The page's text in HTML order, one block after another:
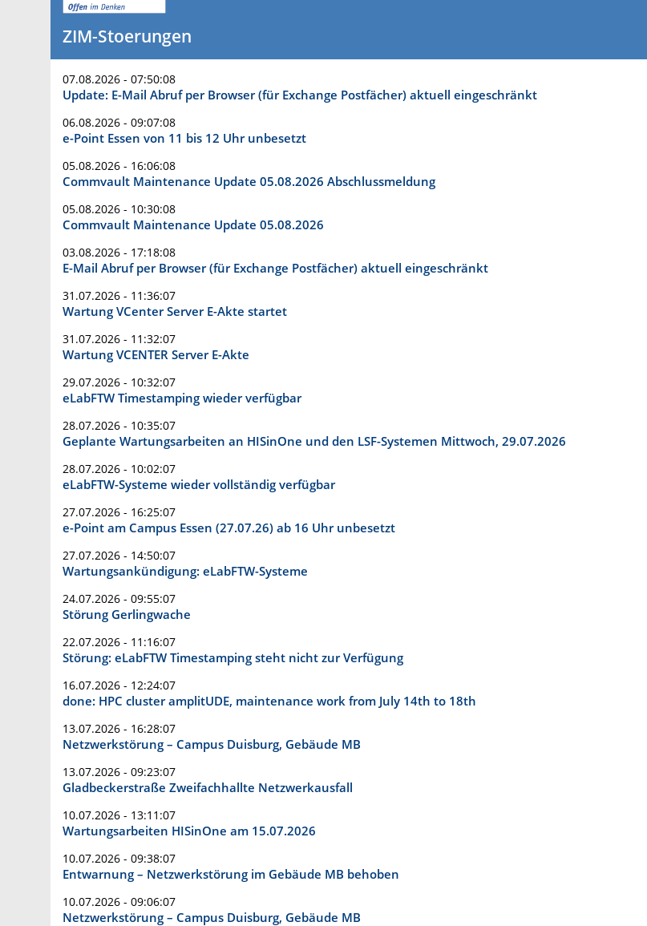
ZIM-Stoerungen
07.08.2026 - 07:50:08
Update: E-Mail Abruf per Browser (für Exchange Postfächer) aktuell eingeschränkt
06.08.2026 - 09:07:08
e-Point Essen von 11 bis 12 Uhr unbesetzt
05.08.2026 - 16:06:08
Commvault Maintenance Update 05.08.2026 Abschlussmeldung
05.08.2026 - 10:30:08
Commvault Maintenance Update 05.08.2026
03.08.2026 - 17:18:08
E-Mail Abruf per Browser (für Exchange Postfächer) aktuell eingeschränkt
31.07.2026 - 11:36:07
Wartung VCenter Server E-Akte startet
31.07.2026 - 11:32:07
Wartung VCENTER Server E-Akte
29.07.2026 - 10:32:07
eLabFTW Timestamping wieder verfügbar
28.07.2026 - 10:35:07
Geplante Wartungsarbeiten an HISinOne und den LSF-Systemen Mittwoch, 29.07.2026
28.07.2026 - 10:02:07
eLabFTW-Systeme wieder vollständig verfügbar
27.07.2026 - 16:25:07
e-Point am Campus Essen (27.07.26) ab 16 Uhr unbesetzt
27.07.2026 - 14:50:07
Wartungsankündigung: eLabFTW-Systeme
24.07.2026 - 09:55:07
Störung Gerlingwache
22.07.2026 - 11:16:07
Störung: eLabFTW Timestamping steht nicht zur Verfügung
16.07.2026 - 12:24:07
done: HPC cluster amplitUDE, maintenance work from July 14th to 18th
13.07.2026 - 16:28:07
Netzwerkstörung – Campus Duisburg, Gebäude MB
13.07.2026 - 09:23:07
Gladbeckerstraße Zweifachhallte Netzwerkausfall
10.07.2026 - 13:11:07
Wartungsarbeiten HISinOne am 15.07.2026
10.07.2026 - 09:38:07
Entwarnung – Netzwerkstörung im Gebäude MB behoben
10.07.2026 - 09:06:07
Netzwerkstörung – Campus Duisburg, Gebäude MB